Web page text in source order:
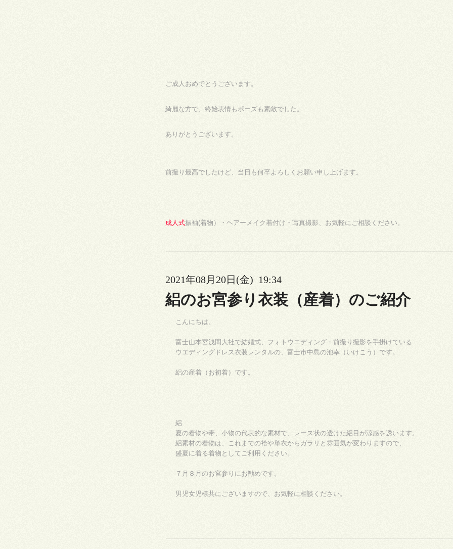
ご成人おめでとうございます。
綺麗な方で、終始表情もポーズも素敵でした。
ありがとうございます。
前撮り最高でしたけど、当日も何卒よろしくお願い申し上げます。
成人式振袖(着物）・ヘアーメイク着付け・写真撮影、お気軽にご相談ください。
2021年08月20日(金) 19:34
絽のお宮参り衣装（産着）のご紹介
こんにちは。
富士山本宮浅間大社で結婚式、フォトウエディング・前撮り撮影を手掛けている
ウエディングドレス衣装レンタルの、富士市中島の池幸（いけこう）です。
絽の産着（お初着）です。
絽
夏の着物や帯、小物の代表的な素材で、レース状の透けた絽目が涼感を誘います。
絽素材の着物は、これまでの袷や単衣からガラリと雰囲気が変わりますので、
盛夏に着る着物としてご利用ください。
７月８月のお宮参りにお勧めです。
男児女児様共にございますので、お気軽に相談ください。